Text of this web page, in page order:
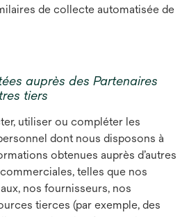
de collecte automatisée de
auprès des Partenaires
tiers
utiliser ou compléter les
dont nous disposons à
obtenues auprès d’autres
telles que nos
nos fournisseurs, nos
tierces (par exemple, des